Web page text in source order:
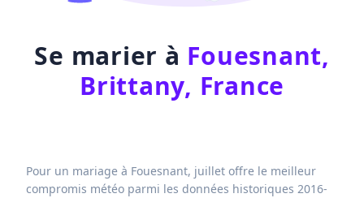
Se marier à Fouesnant,
Brittany, France
Pour un mariage à Fouesnant, juillet offre le meilleur
compromis météo parmi les données historiques 2016-